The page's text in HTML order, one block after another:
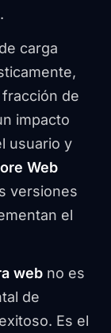
carga
de
impacto
usuario y
Web
versiones
el
web no es
de
Es el